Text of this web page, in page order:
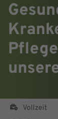
Vollzeit